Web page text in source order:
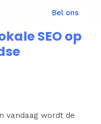
Bel ons
SEO op
vandaag wordt de